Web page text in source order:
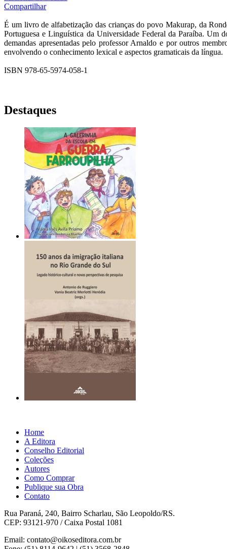
Compartilhar
É um livro de alfabetização das crianças do povo Makurap, da
Portuguesa e Linguística da Universidade Federal da Paraíba. Um
demandas apresentadas pelo professor Arnaldo e por outros
envolvendo o conhecimento lexical e aspectos gramaticais da língua.
ISBN 978-65-5974-058-1
Destaques
Home
A Editora
Conselho Editorial
Coleções
Autores
Como Comprar
Publique sua Obra
Contato
Rua Paraná, 240, Bairro Scharlau, São Leopoldo/RS.
CEP: 93121-970 / Caixa Postal 1081
Email: contato@oikoseditora.com.br